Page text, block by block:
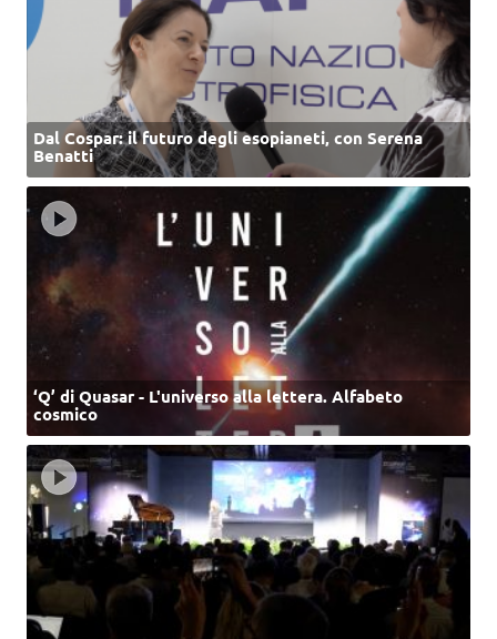
Dal Cospar: il futuro degli esopianeti, con Serena
Benatti
‘Q’ di Quasar - L'universo alla lettera. Alfabeto
cosmico